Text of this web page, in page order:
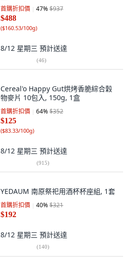
首購折扣價 47%$937
$488
($160.53/100g)
8/12 星期三 預計送達
(46)
Cereal'o Happy Gut烘烤香脆綜合穀
物麥片 10包入, 150g, 1盒
首購折扣價 64%$352
$125
($83.33/100g)
8/12 星期三 預計送達
(915)
YEDAUM 南原祭祀用酒杯杯座組, 1套
首購折扣價 40%$321
$192
8/12 星期三 預計送達
(140)